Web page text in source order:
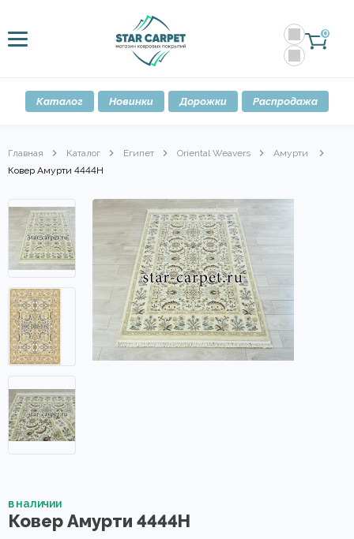
0
Каталог Новинки Дорожки Распродажа
Главная Каталог Египет Oriental Weavers
Амурти
Ковер Амурти 4444Н
в наличии
Ковер Амурти 4444Н